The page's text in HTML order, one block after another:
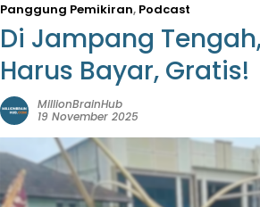
Panggung Pemikiran, Podcast
Di Jampang
Harus Bayar, Gratis!
MillionBrainHub
19 November 2025